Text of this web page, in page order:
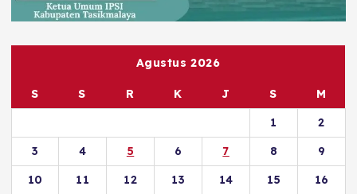
Agustus 2026
S S R K J S
M
1
2
3
4 5 6 7 8
9
10
11 12 13 14 15
16